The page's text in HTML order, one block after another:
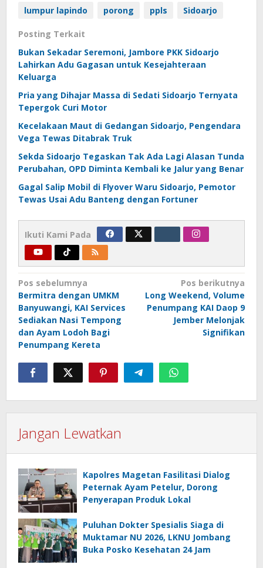
lumpur lapindo porong ppls Sidoarjo
Posting Terkait
Bukan Sekadar Seremoni, Jambore PKK Sidoarjo
Lahirkan Adu Gagasan untuk Kesejahteraan
Keluarga
Pria yang Dihajar Massa di Sedati Sidoarjo Ternyata
Tepergok Curi Motor
Kecelakaan Maut di Gedangan Sidoarjo, Pengendara
Vega Tewas Ditabrak Truk
Sekda Sidoarjo Tegaskan Tak Ada Lagi Alasan Tunda
Perubahan, OPD Diminta Kembali ke Jalur yang Benar
Gagal Salip Mobil di Flyover Waru Sidoarjo, Pemotor
Tewas Usai Adu Banteng dengan Fortuner
Ikuti Kami Pada
Navigasi
pos
Pos sebelumnya
Bermitra dengan UMKM
Banyuwangi, KAI Services
Sediakan Nasi Tempong
dan Ayam Lodoh Bagi
Penumpang Kereta
Pos berikutnya
Long Weekend, Volume
Penumpang KAI Daop 9
Jember Melonjak
Signifikan
Jangan Lewatkan
Kapolres Magetan Fasilitasi Dialog
Peternak Ayam Petelur, Dorong
Penyerapan Produk Lokal
Puluhan Dokter Spesialis Siaga di
Muktamar NU 2026, LKNU Jombang
Buka Posko Kesehatan 24 Jam